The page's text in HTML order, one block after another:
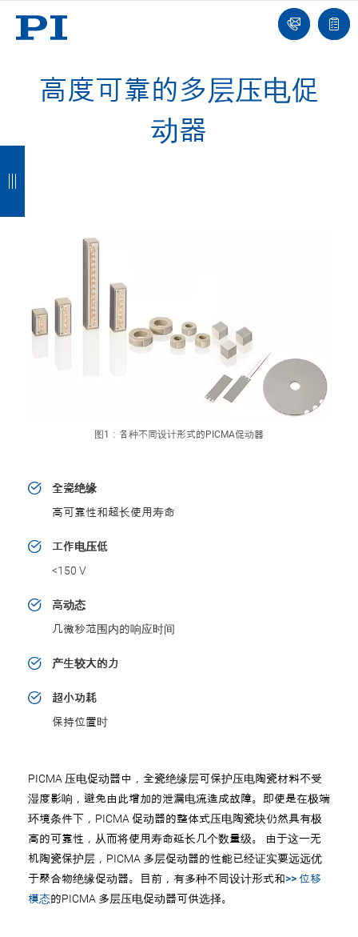
联
系
报
价
们
高度可靠的多层压电促
动器
图1：各种不同设计形式的PICMA促动器
全瓷绝缘
高可靠性和超长使用寿命
工作电压低
<150 V
高动态
几微秒范围内的响应时间
产生较大的力
超小功耗
保持位置时
PICMA 压电促动器中，全瓷绝缘层可保护压电陶瓷材料不受
湿度影响，避免由此增加的泄漏电流造成故障。即使是在极端
环境条件下，PICMA 促动器的整体式压电陶瓷块仍然具有极
高的可靠性，从而将使用寿命延长几个数量级。 由于这一无
机陶瓷保护层，PICMA 多层促动器的性能已经证实要远远优
于聚合物绝缘促动器。目前，有多种不同设计形式和>> 位移
模态的PICMA 多层压电促动器可供选择。